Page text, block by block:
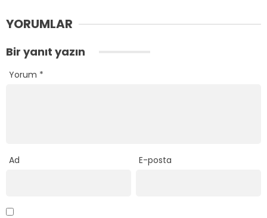
YORUMLAR
Bir yanıt yazın
Yorum *
Ad E-posta